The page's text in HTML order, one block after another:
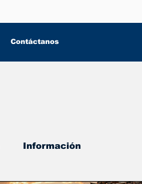
Contáctanos
Información